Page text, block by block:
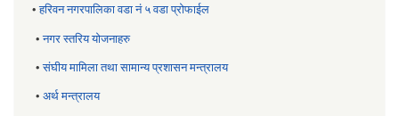
•हरिवन नगरपालिका वडा नं ५ वडा प्रोफाईल
•नगर स्तरिय याेजनाहरु
•संघीय मामिला तथा सामान्य प्रशासन मन्त्रालय
• अर्थ मन्त्रालय